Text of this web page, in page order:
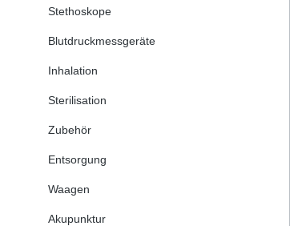
Stethoskope
Blutdruckmessgeräte
Inhalation
Sterilisation
Zubehör
Entsorgung
Waagen
Akupunktur